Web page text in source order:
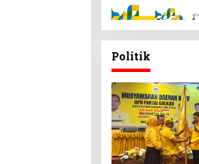
Politik